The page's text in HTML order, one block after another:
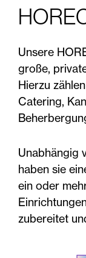
Unsere
große,
Hierzu
Catering,
Unabhängig
haben sie
ein oder
zubereitet